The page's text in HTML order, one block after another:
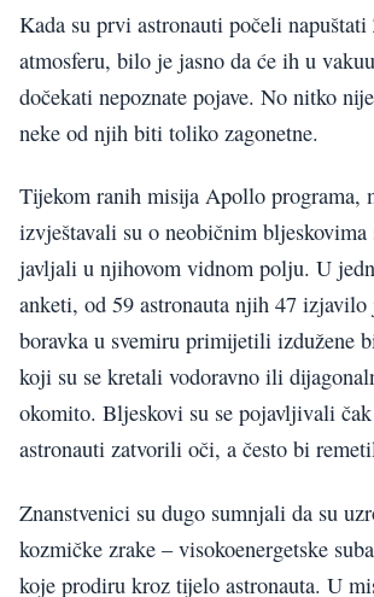
Kada su prvi astronauti počeli
atmosferu, bilo je jasno da će ih u
dočekati nepoznate pojave. No nitko
neke od njih biti toliko zagonetne.
Tijekom ranih misija Apollo programa,
izvještavali su o neobičnim
javljali u njihovom vidnom polju. U
anketi, od 59 astronauta njih 47 izjavilo
boravka u svemiru primijetili izdužene
koji su se kretali vodoravno ili
okomito. Bljeskovi su se pojavljivali
astronauti zatvorili oči, a često bi
Znanstvenici su dugo sumnjali da su
kozmičke zrake – visokoenergetske
koje prodiru kroz tijelo astronauta. U